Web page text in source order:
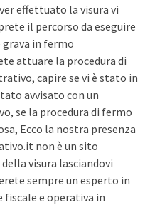
effettuato la visura vi
il percorso da eseguire
grava in fermo
attuare la procedura di
capire se vi è stato in
avvisato con un
se la procedura di fermo
Ecco la nostra presenza
non è un sito
visura lasciandovi
sempre un esperto in
fiscale e operativa in